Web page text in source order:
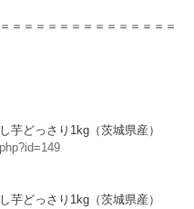
＝＝＝＝＝＝＝＝＝＝＝＝＝＝
っさり1kg（茨城県産）
どっさり1kg（茨城県産）